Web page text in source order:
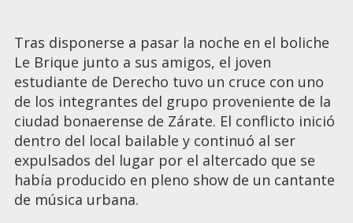
Tras disponerse a pasar la noche en el boliche
Le Brique junto a sus amigos, el joven
estudiante de Derecho tuvo un cruce con uno
de los integrantes del grupo proveniente de la
ciudad bonaerense de Zárate. El conflicto inició
dentro del local bailable y continuó al ser
expulsados del lugar por el altercado que se
había producido en pleno show de un cantante
de música urbana.